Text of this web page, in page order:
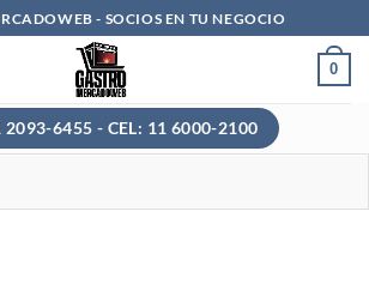
- SOCIOS EN TU NEGOCIO
0
2093-6455 - CEL: 11 6000-2100